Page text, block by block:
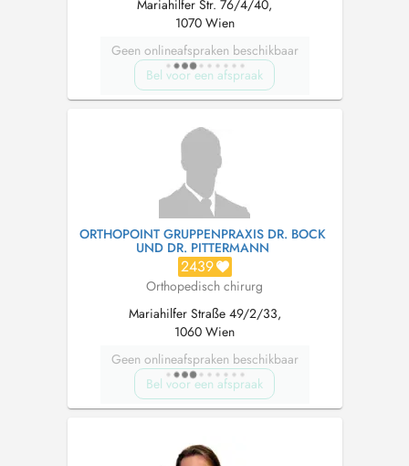
Mariahilfer Str. 76/4/40,
1070 Wien
Geen onlineafspraken beschikbaar
Bel voor een afspraak
ORTHOPOINT GRUPPENPRAXIS DR. BOCK
UND DR. PITTERMANN
2439
Orthopedisch chirurg
Mariahilfer Straße 49/2/33,
1060 Wien
Geen onlineafspraken beschikbaar
Bel voor een afspraak